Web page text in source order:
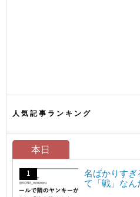
人気記事ランキング
本日
名ばかりすぎ
て「戦」なん